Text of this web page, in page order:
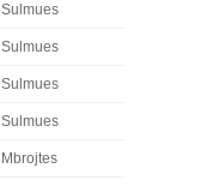
Sulmues
Sulmues
Sulmues
Sulmues
Mbrojtes